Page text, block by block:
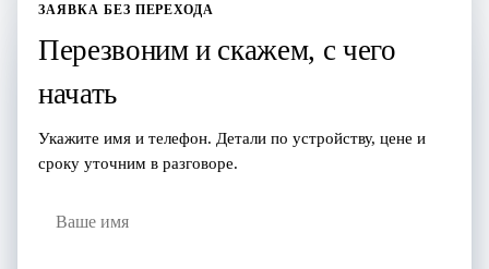
ЗАЯВКА БЕЗ ПЕРЕХОДА
Перезвоним и скажем, с чего
начать
Укажите имя и телефон. Детали по устройству, цене и
сроку уточним в разговоре.